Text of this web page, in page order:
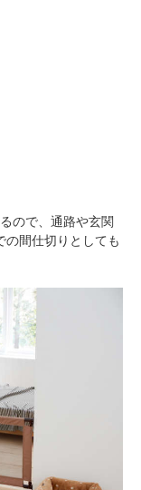
ので、通路や玄関
の間仕切りとしても